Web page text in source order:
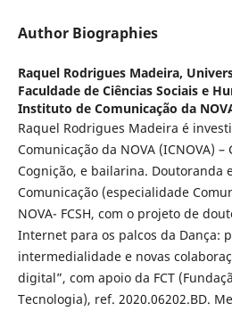
Author Biographies
Raquel Rodrigues Madeira,
Faculdade de Ciências Sociais e
Instituto de Comunicação da
Raquel Rodrigues Madeira é
Comunicação da NOVA (ICNOVA)
Cognição, e bailarina. Doutoranda
Comunicação (especialidade
NOVA- FCSH, com o projeto de
Internet para os palcos da Dança:
intermedialidade e novas
digital”, com apoio da FCT
Tecnologia), ref. 2020.06202.BD.